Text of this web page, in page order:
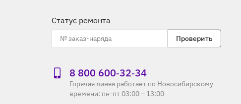
Статус ремонта
Проверить
8 800 600‑32‑34
Горячая линяя работает по Новосибирскому
времени: пн-пт 03:00 – 13:00